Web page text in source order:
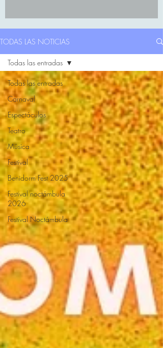
TODAS LAS NOTICIAS
Todas las entradas
Carnaval
Espectáculos
Teatro
Música
Festival
Benidorm Fest 2025
Festival noctámbula
2026
Festival Noctámbula
Todas las entradas